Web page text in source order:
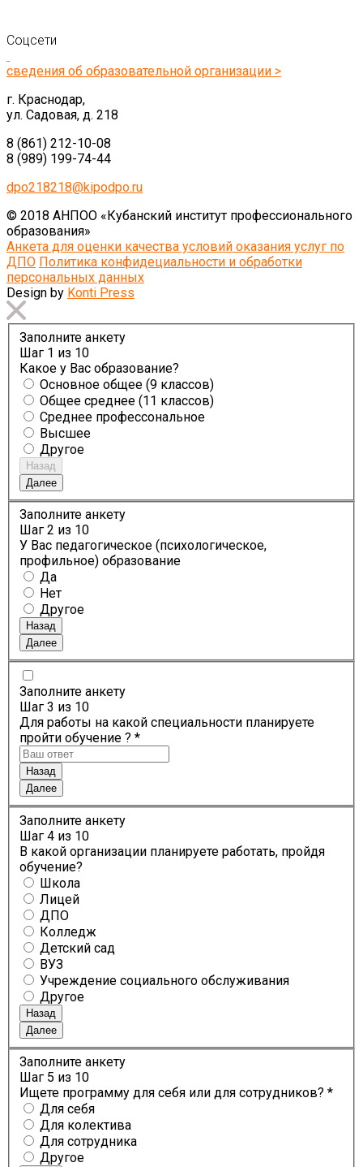
Соцсети
сведения об образовательной организации >
г. Краснодар,
ул. Садовая, д. 218
8 (861) 212-10-08
8 (989) 199-74-44
dpo218218@kipodpo.ru
© 2018 АНПОО «Кубанский институт профессионального
образования»
Анкета для оценки качества условий оказания услуг по
ДПО Политика конфидециальности и обработки
персональных данных
Design by Konti Press
Заполните анкету
Шаг 1 из 10
Какое у Вас образование?
Основное общее (9 классов)
Общее среднее (11 классов)
Среднее профессональное
Высшее
Другое
Назад
Далее
Заполните анкету
Шаг 2 из 10
У Вас педагогическое (психологическое,
профильное) образование
Да
Нет
Другое
Назад
Далее
Заполните анкету
Шаг 3 из 10
Для работы на какой специальности планируете
пройти обучение ? *
Назад
Далее
Заполните анкету
Шаг 4 из 10
В какой организации планируете работать, пройдя
обучение?
Школа
Лицей
ДПО
Колледж
Детский сад
ВУЗ
Учреждение социального обслуживания
Другое
Назад
Далее
Заполните анкету
Шаг 5 из 10
Ищете программу для себя или для сотрудников? *
Для себя
Для колектива
Для сотрудника
Другое